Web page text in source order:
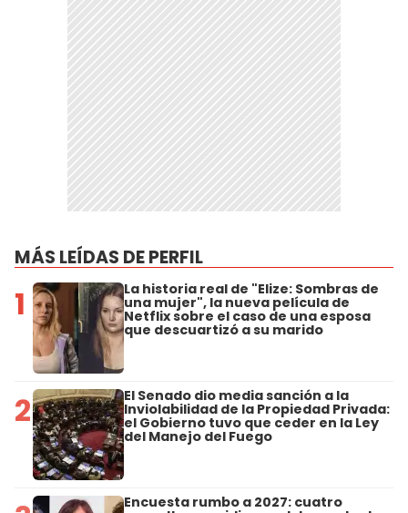
MÁS LEÍDAS DE PERFIL
1 La historia real de "Elize: Sombras de
una mujer", la nueva película de
Netflix sobre el caso de una esposa
que descuartizó a su marido
2 El Senado dio media sanción a la
Inviolabilidad de la Propiedad Privada:
el Gobierno tuvo que ceder en la Ley
del Manejo del Fuego
Encuesta rumbo a 2027: cuatro